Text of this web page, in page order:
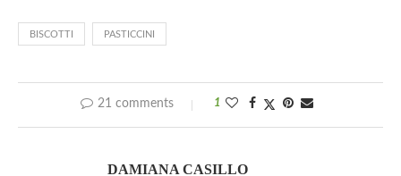
BISCOTTI PASTICCINI
21 comments 1
DAMIANA CASILLO